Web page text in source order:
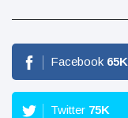
Facebook 65K
Twitter 75K